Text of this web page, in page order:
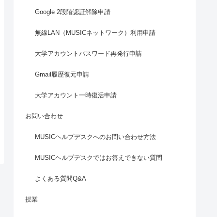
Google 2段階認証解除申請
無線LAN（MUSICネットワーク）利用申請
大学アカウントパスワード再発行申請
Gmail履歴復元申請
大学アカウント一時復活申請
お問い合わせ
MUSICヘルプデスクへのお問い合わせ方法
MUSICヘルプデスクではお答えできない質問
よくある質問Q&A
授業